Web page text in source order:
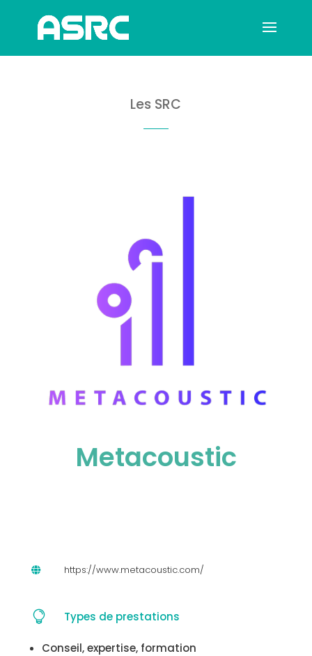
Les SRC
Metacoustic
 https://www.metacoustic.com/
 Types de prestations
Conseil, expertise, formation